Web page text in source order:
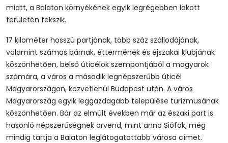
miatt, a Balaton környékének egyik legrégebben lakott
területén fekszik.
17 kilométer hosszú partjának, több száz szállodájának,
valamint számos bárnak, éttermének és éjszakai klubjának
köszönhetően, belső úticélok szempontjából a magyarok
számára, a város a második legnépszerűbb úticél
Magyarországon, közvetlenül Budapest után. A város
Magyarország egyik leggazdagabb települése turizmusának
köszönhetően. Bár az elmúlt években már az északi part is
hasonló népszerűségnek örvend, mint anno Siófok, még
mindig tartja a Balaton leglátogatottabb városa címet.